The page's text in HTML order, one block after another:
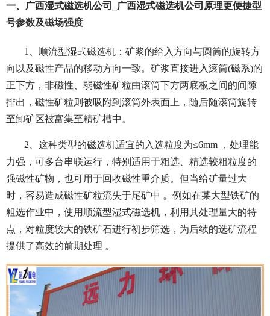
一、广西湿式磁选机公司_广西湿式磁选机公司原理更便捷型
号参数及磁场强度
1、顺流型湿式磁选机：矿浆的给入方向与圆筒的旋转方
向以及磁性产品的移动方向一致。矿浆直接进入滚筒(磁系)的
正下方，非磁性、弱磁性矿粒由滚筒下方两底板之间的间隙
排出，磁性矿粒则被吸附到滚筒外表面上，随后随滚筒旋转
至卸矿区被富集至精矿槽中。
2、这种类型的磁选机适宜的入选粒度为≤6mm ，处理能
力强，可多台串联运行，特别适用于粗选、精选较粗粒度的
强磁性矿物，也可用于回收磁性重介质。但当给矿量过大
时，容易造成磁性矿粒流失于尾矿中 。例如在某大型铁矿的
粗选作业中，使用顺流型湿式磁选机，利用其处理量大的特
点，对粒度较大的铁矿石进行初步筛选，为后续的选矿流程
提供了高效的前期处理 。